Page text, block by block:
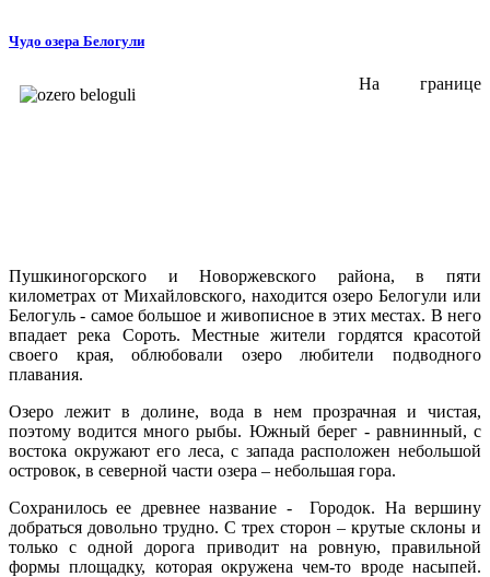
Чудо озера Белогули
На границе
Пушкиногорского и Новоржевского района, в пяти
километрах от Михайловского, находится озеро Белогули или
Белогуль - самое большое и живописное в этих местах. В него
впадает река Сороть. Местные жители гордятся красотой
своего края, облюбовали озеро любители подводного
плавания.
Озеро лежит в долине, вода в нем прозрачная и чистая,
поэтому водится много рыбы. Южный берег - равнинный, с
востока окружают его леса, с запада расположен небольшой
островок, в северной части озера – небольшая гора.
Сохранилось ее древнее название - Городок. На вершину
добраться довольно трудно. С трех сторон – крутые склоны и
только с одной дорога приводит на ровную, правильной
формы площадку, которая окружена чем-то вроде насыпей.